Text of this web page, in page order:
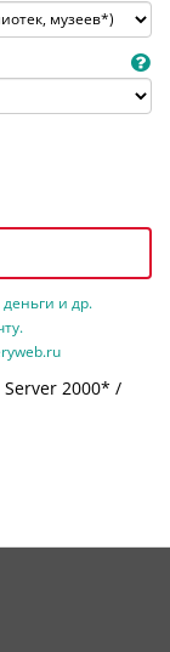
и др.
2000* /